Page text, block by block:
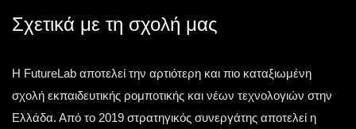
Σχετικά με τη σχολή μας
Η FutureLab αποτελεί την αρτιότερη και πιο καταξιωμένη
σχολή εκπαιδευτικής ρομποτικής και νέων τεχνολογιών στην
Ελλάδα. Από το 2019 στρατηγικός συνεργάτης αποτελεί η